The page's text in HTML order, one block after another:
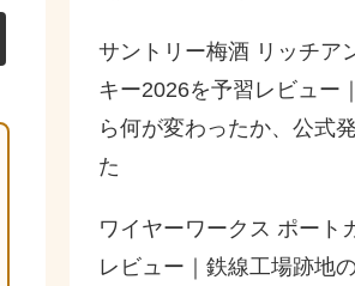
サントリー梅酒 リッチア
キー2026を予習レビュー
ら何が変わったか、公式
た
ワイヤーワークス ポート
レビュー｜鉄線工場跡地